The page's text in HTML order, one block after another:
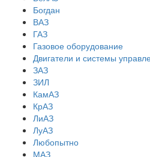
Богдан
ВАЗ
ГАЗ
Газовое оборудование
Двигатели и системы
ЗАЗ
ЗИЛ
КамАЗ
КрАЗ
ЛиАЗ
ЛуАЗ
Любопытно
МАЗ